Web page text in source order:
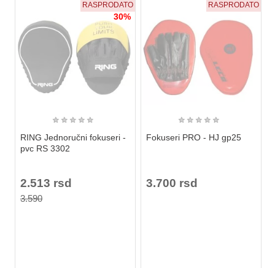
RASPRODATO
30%
★ ★ ★ ★ ★
RING Jednoručni fokuseri -
pvc RS 3302
2.513 rsd
3.590
RASPRODATO
★ ★ ★ ★ ★
Fokuseri PRO - HJ gp25
3.700 rsd